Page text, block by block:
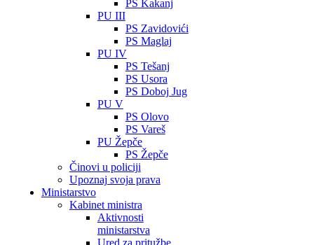
PS Kakanj
PU III
PS Zavidovići
PS Maglaj
PU IV
PS Tešanj
PS Usora
PS Doboj Jug
PU V
PS Olovo
PS Vareš
PU Žepče
PS Žepče
Činovi u policiji
Upoznaj svoja prava
Ministarstvo
Kabinet ministra
Aktivnosti
ministarstva
Ured za pritužbe